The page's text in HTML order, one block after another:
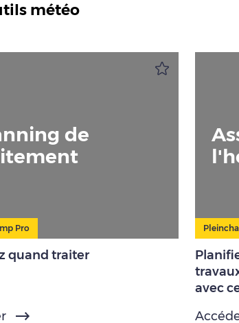
météo
de
Pro
quand traiter
avec